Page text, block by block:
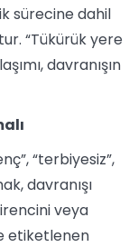
sürecine dahil
“Tükürük yere
davranışın
“terbiyesiz”,
davranışı
veya
etiketlenen